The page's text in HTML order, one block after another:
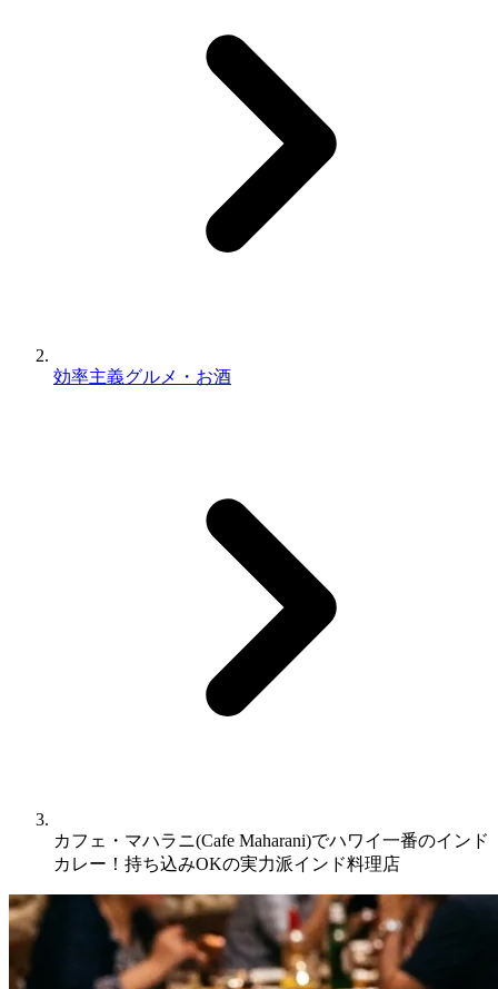
効率主義グルメ・お酒
カフェ・マハラニ(Cafe Maharani)でハワイ一番のインド
カレー！持ち込みOKの実力派インド料理店